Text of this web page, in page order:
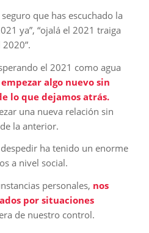
que has escuchado la
ya”, “ojalá el 2021 traiga
el 2021 como agua
algo nuevo sin
lo que dejamos atrás.
una nueva relación sin
la anterior.
ha tenido un enorme
a nivel social.
personales, nos
por situaciones
de nuestro control.